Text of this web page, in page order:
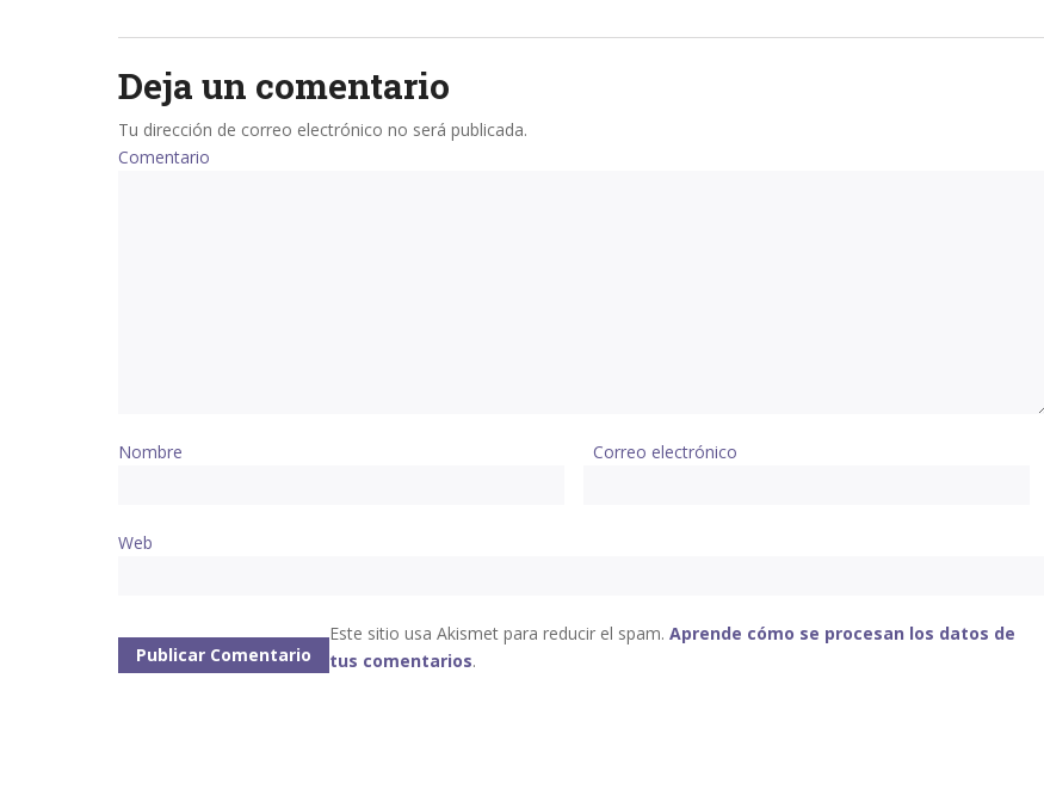
navigation
Deja un comentario
Tu dirección de correo electrónico no será publicada.
Comentario
Nombre Correo electrónico
Web
Este sitio usa Akismet para reducir el spam. Aprende cómo se procesan los datos de
tus comentarios.